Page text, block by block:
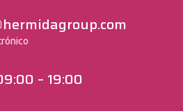
– 19:00